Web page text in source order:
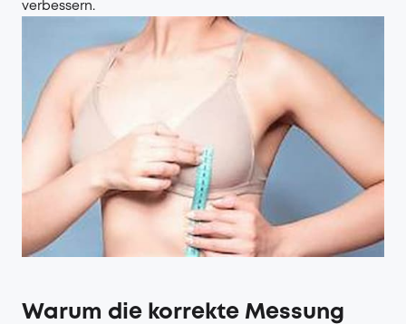
verbessern.
Warum die korrekte Messung